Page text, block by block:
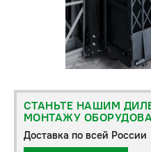
СТАНЬТЕ НАШИМ
МОНТАЖУ
Доставка по всей России